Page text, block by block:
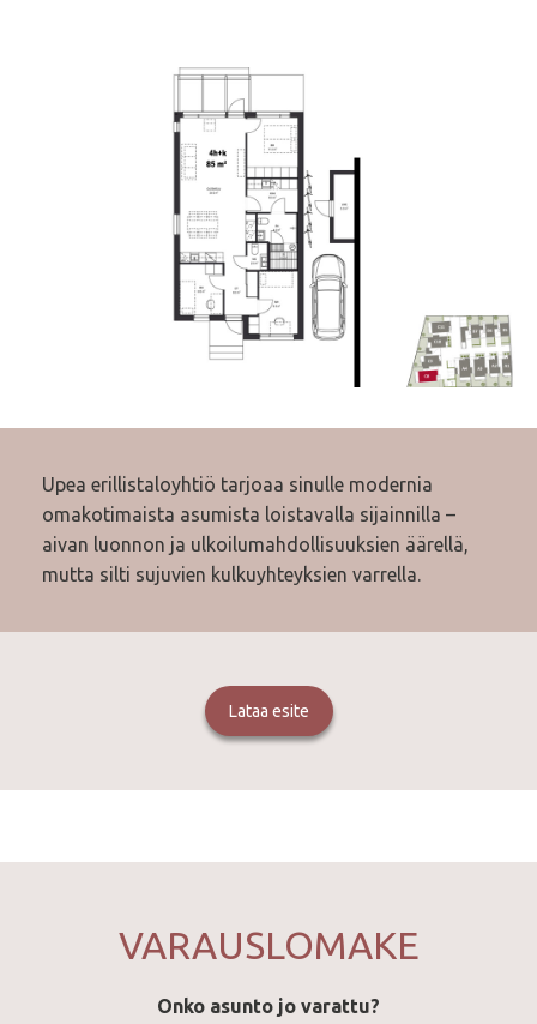
Upea erillistaloyhtiö tarjoaa sinulle modernia
omakotimaista asumista loistavalla sijainnilla –
aivan luonnon ja ulkoilumahdollisuuksien äärellä,
mutta silti sujuvien kulkuyhteyksien varrella.
Lataa esite
VARAUSLOMAKE
Onko asunto jo varattu?